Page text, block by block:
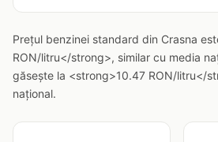
Prețul benzinei standard din Crasna
RON/litru</strong>, similar cu media
găsește la <strong>10.47 RON/litru</
național.